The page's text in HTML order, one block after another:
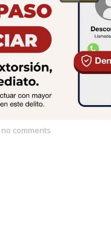
no comments